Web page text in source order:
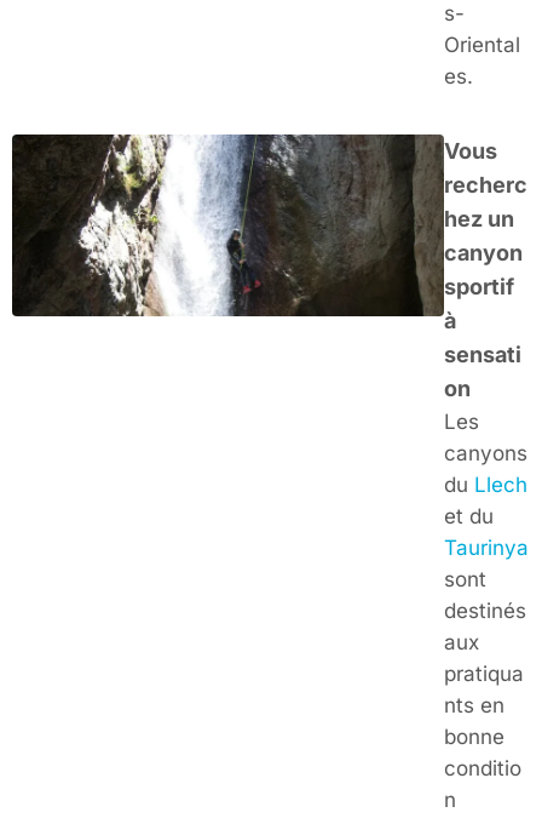
s-
Oriental
es.
Vous
recherc
hez un
canyon
sportif
à
sensati
on
Les
canyons
du Llech
et du
Taurinya
sont
destinés
aux
pratiqua
nts en
bonne
conditio
n